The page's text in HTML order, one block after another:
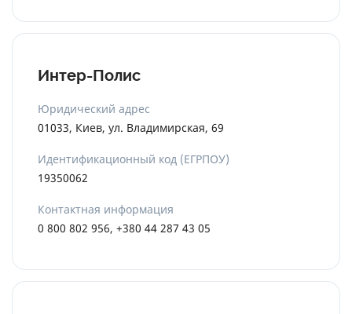
Интер-Полис
Юридический адрес
01033, Киев, ул. Владимирская, 69
Идентификационный код (ЕГРПОУ)
19350062
Контактная информация
0 800 802 956, +380 44 287 43 05